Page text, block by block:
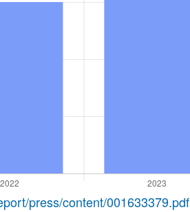
press/content/001633379.pdf